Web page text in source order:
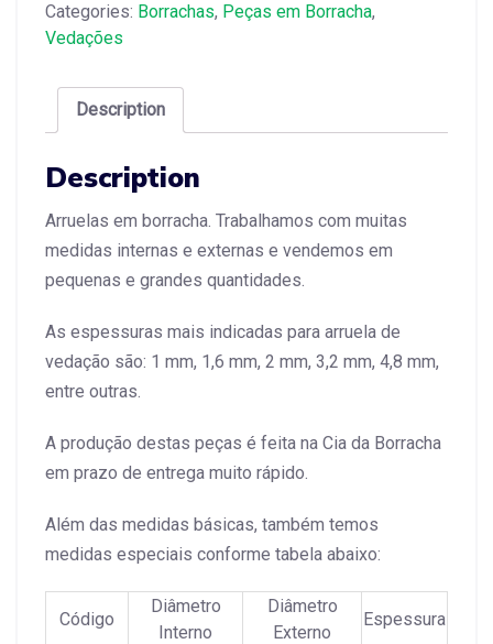
Categories: Borrachas, Peças em Borracha,
Vedações
Description
Description
Arruelas em borracha. Trabalhamos com muitas
medidas internas e externas e vendemos em
pequenas e grandes quantidades.
As espessuras mais indicadas para arruela de
vedação são: 1 mm, 1,6 mm, 2 mm, 3,2 mm, 4,8 mm,
entre outras.
A produção destas peças é feita na Cia da Borracha
em prazo de entrega muito rápido.
Além das medidas básicas, também temos
medidas especiais conforme tabela abaixo:
Código
Diâmetro
Interno
Diâmetro
Externo
Espessura